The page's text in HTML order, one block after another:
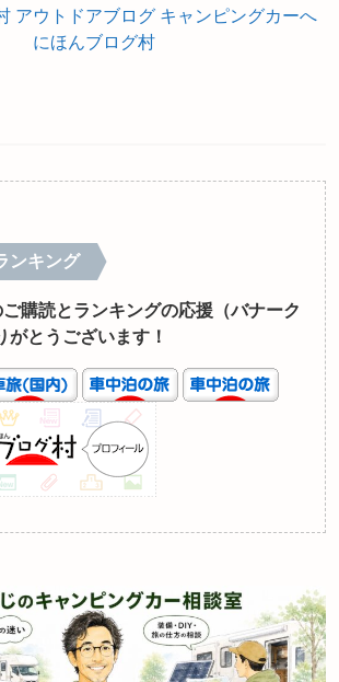
にほんブログ村
ンキング
購読とランキングの応援（バナーク
がとうございます！